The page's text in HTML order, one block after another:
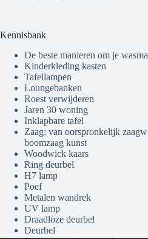
Kennisbank
De beste manieren om je
Kinderkleding kasten
Tafellampen
Loungebanken
Roest verwijderen
Jaren 30 woning
Inklapbare tafel
Zaag: van oorspronkelijk
boomzaag kunst
Woodwick kaars
Ring deurbel
H7 lamp
Poef
Metalen wandrek
UV lamp
Draadloze deurbel
Deurbel